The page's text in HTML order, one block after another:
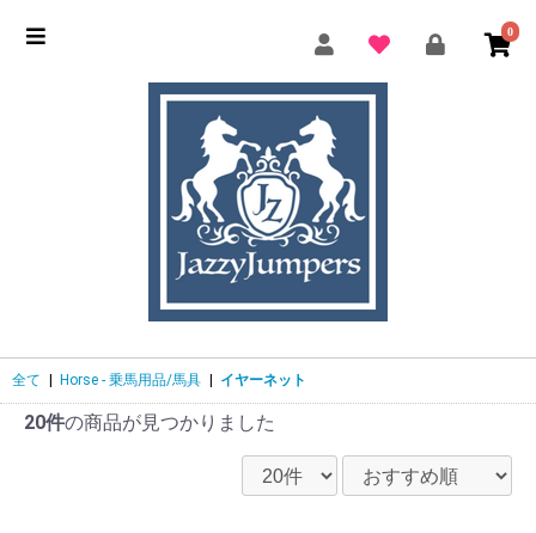
0
全て Horse - 乗馬用品/馬具 イヤーネット
20件の商品が見つかりました